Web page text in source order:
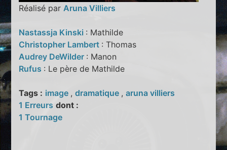
Réalisé par Aruna Villiers
Nastassja Kinski : Mathilde
Christopher Lambert : Thomas
Audrey DeWilder : Manon
Rufus : Le père de Mathilde
Tags : image ,dramatique ,aruna villiers
1 Erreurs dont :
1 Tournage